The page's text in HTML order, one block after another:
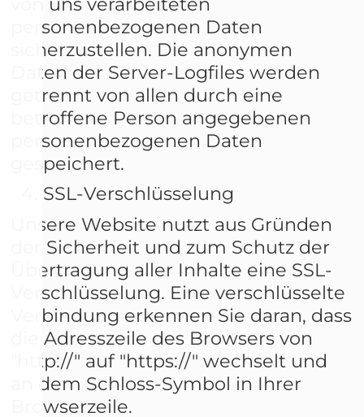
personenbezogenen Daten
sicherzustellen. Die anonymen
Daten der Server-Logfiles werden
getrennt von allen durch eine
betroffene Person angegebenen
personenbezogenen Daten
gespeichert.
SSL-Verschlüsselung
Unsere Website nutzt aus Gründen
der Sicherheit und zum Schutz der
Übertragung aller Inhalte eine SSL-
Verschlüsselung. Eine verschlüsselte
Verbindung erkennen Sie daran, dass
die Adresszeile des Browsers von
"http://" auf "https://" wechselt und
an dem Schloss-Symbol in Ihrer
Browserzeile.